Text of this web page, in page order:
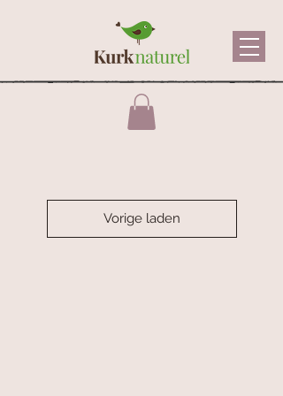
Vorige laden